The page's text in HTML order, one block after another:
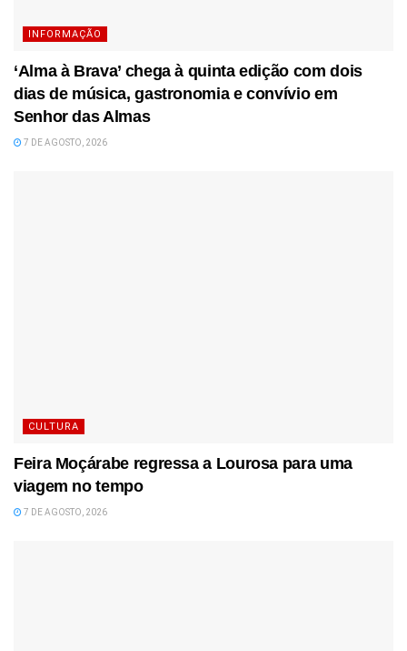
INFORMAÇÃO
‘Alma à Brava’ chega à quinta edição com dois
dias de música, gastronomia e convívio em
Senhor das Almas
7 DE AGOSTO, 2026
CULTURA
Feira Moçárabe regressa a Lourosa para uma
viagem no tempo
7 DE AGOSTO, 2026